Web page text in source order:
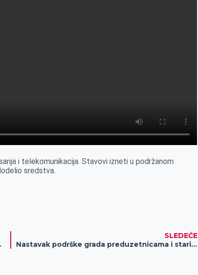
i telekomunikacija. Stavovi izneti u podržanom
sredstva.
boljoj ceni
SLEDEĆE
Nastavak podrške grada preduzetnicama i starim zanatima